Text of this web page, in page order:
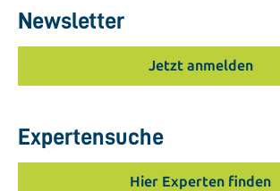
Newsletter
Jetzt anmelden
Expertensuche
Hier Experten finden